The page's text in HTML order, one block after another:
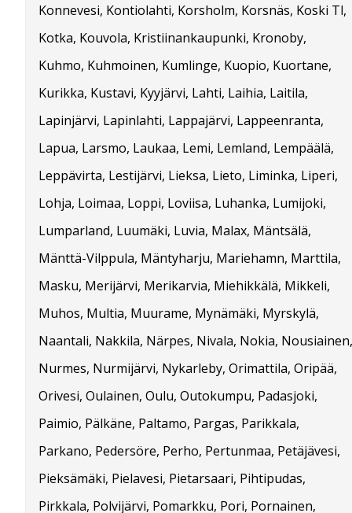
Konnevesi, Kontiolahti, Korsholm, Korsnäs, Koski Tl,
Kotka, Kouvola, Kristiinankaupunki, Kronoby,
Kuhmo, Kuhmoinen, Kumlinge, Kuopio, Kuortane,
Kurikka, Kustavi, Kyyjärvi, Lahti, Laihia, Laitila,
Lapinjärvi, Lapinlahti, Lappajärvi, Lappeenranta,
Lapua, Larsmo, Laukaa, Lemi, Lemland, Lempäälä,
Leppävirta, Lestijärvi, Lieksa, Lieto, Liminka, Liperi,
Lohja, Loimaa, Loppi, Loviisa, Luhanka, Lumijoki,
Lumparland, Luumäki, Luvia, Malax, Mäntsälä,
Mänttä-Vilppula, Mäntyharju, Mariehamn, Marttila,
Masku, Merijärvi, Merikarvia, Miehikkälä, Mikkeli,
Muhos, Multia, Muurame, Mynämäki, Myrskylä,
Naantali, Nakkila, Närpes, Nivala, Nokia, Nousiainen,
Nurmes, Nurmijärvi, Nykarleby, Orimattila, Oripää,
Orivesi, Oulainen, Oulu, Outokumpu, Padasjoki,
Paimio, Pälkäne, Paltamo, Pargas, Parikkala,
Parkano, Pedersöre, Perho, Pertunmaa, Petäjävesi,
Pieksämäki, Pielavesi, Pietarsaari, Pihtipudas,
Pirkkala, Polvijärvi, Pomarkku, Pori, Pornainen,